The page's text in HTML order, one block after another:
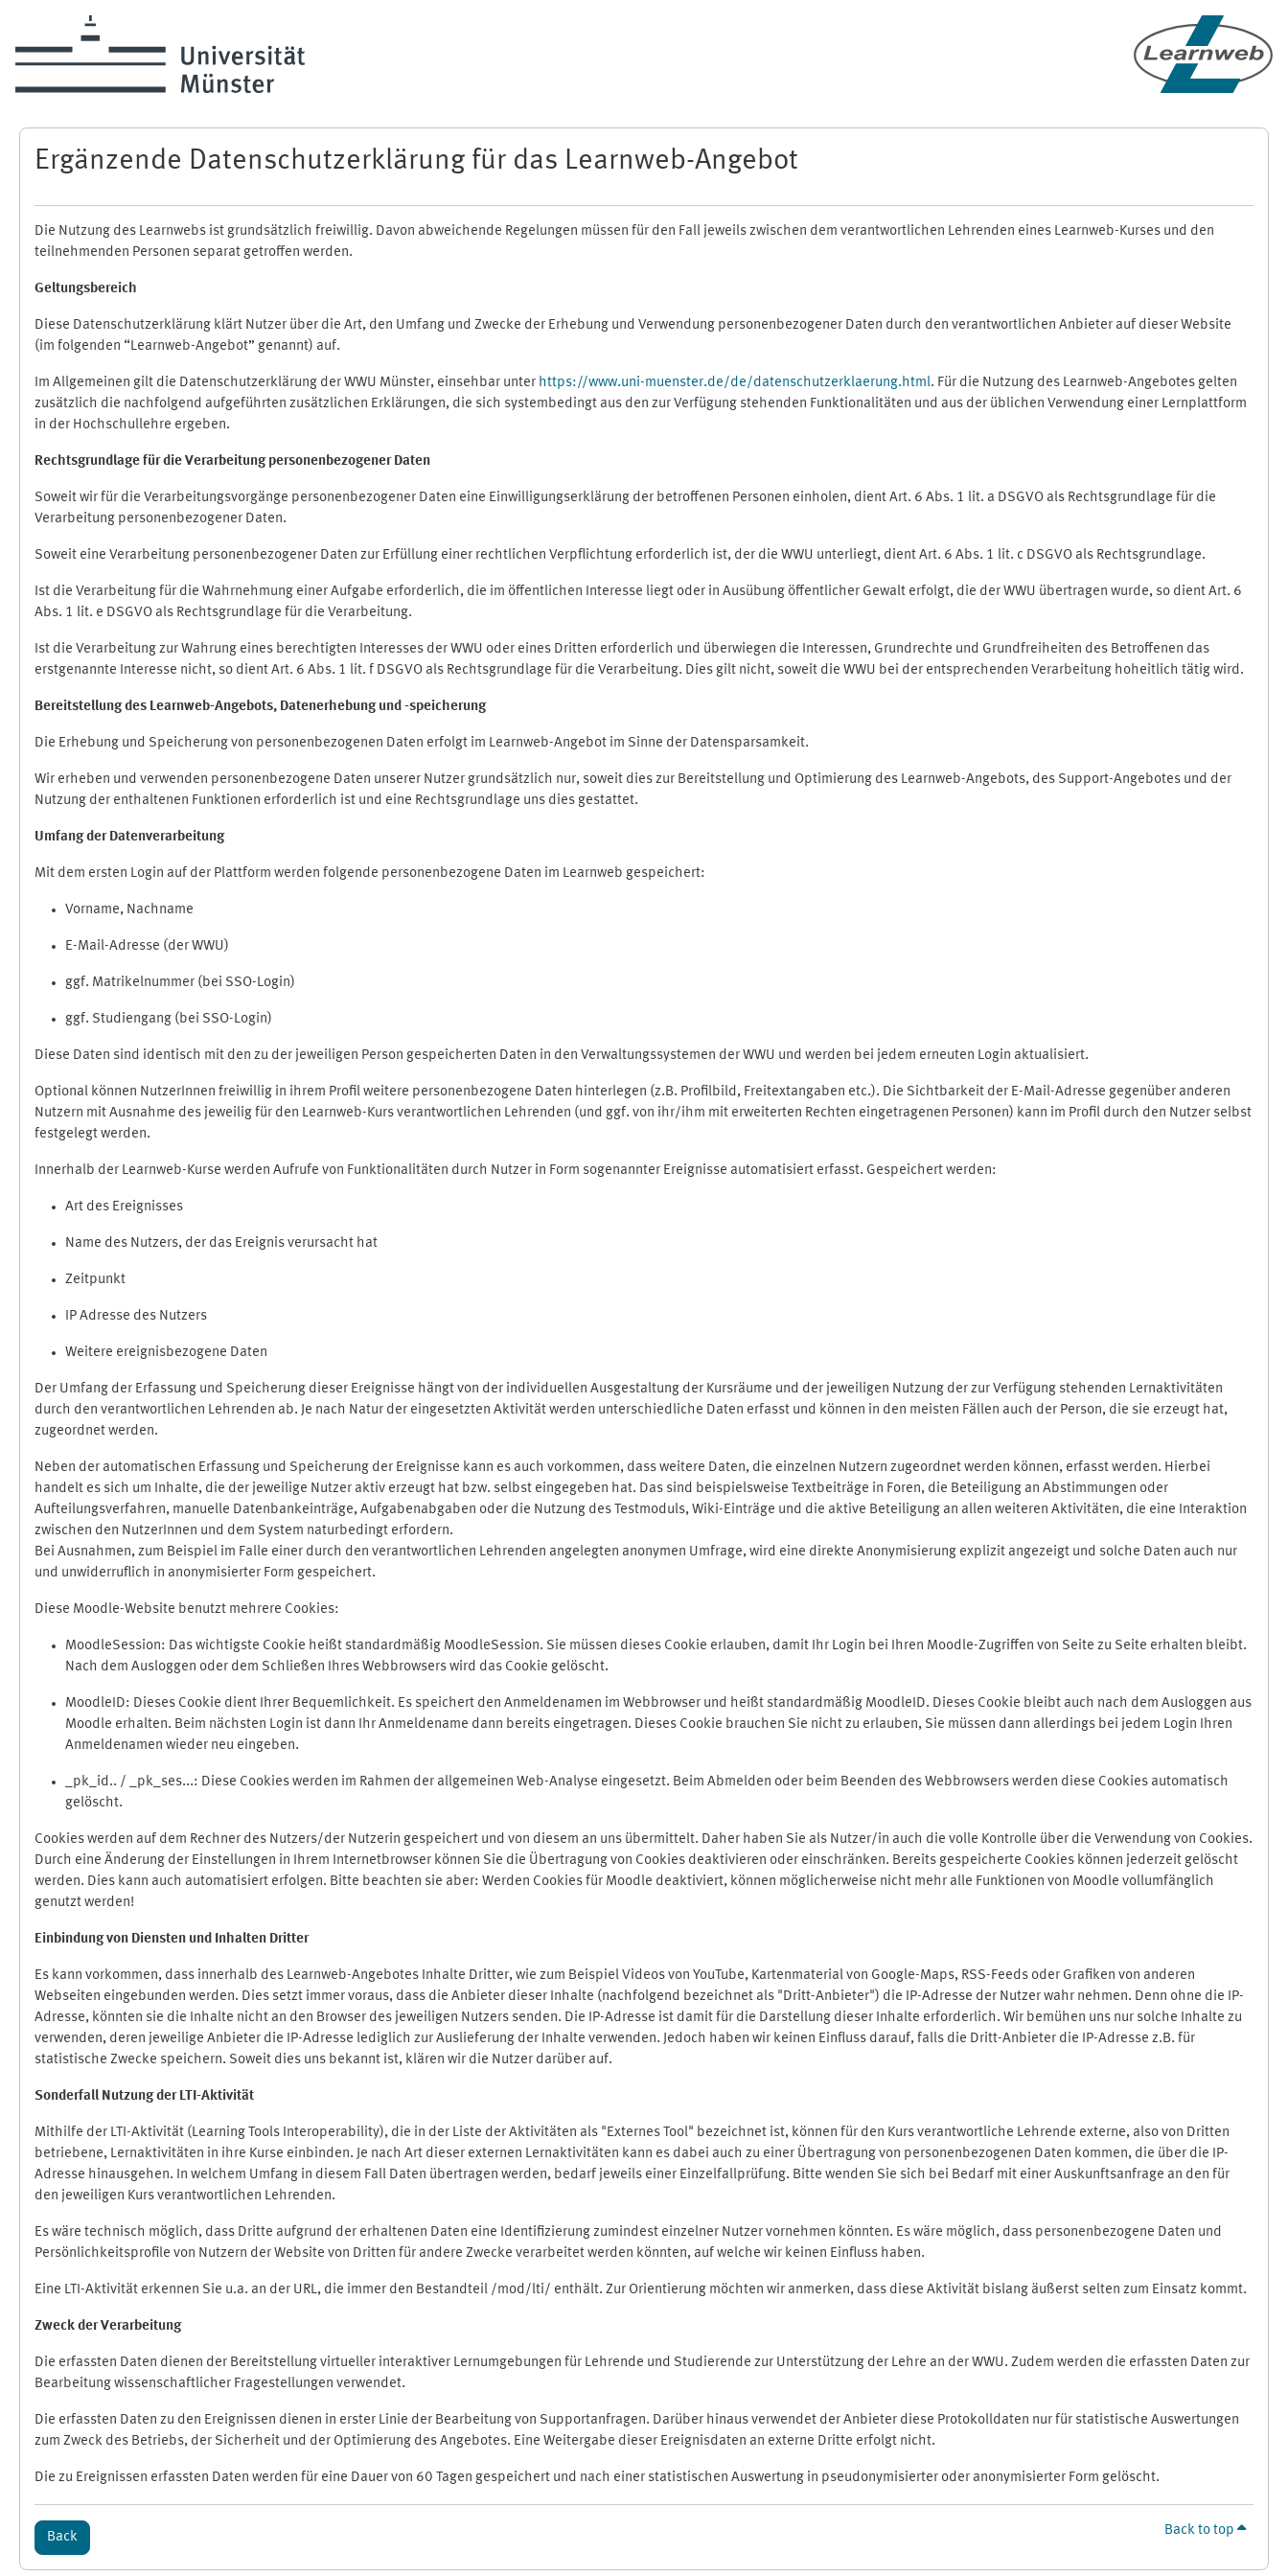
Ergänzende Datenschutzerklärung für das Learnweb-Angebot
Die Nutzung des Learnwebs ist grundsätzlich freiwillig. Davon abweichende Regelungen müssen für den Fall jeweils zwischen dem verantwortlichen Lehrenden eines Learnweb-Kurses und den
teilnehmenden Personen separat getroffen werden.
Geltungsbereich
Diese Datenschutzerklärung klärt Nutzer über die Art, den Umfang und Zwecke der Erhebung und Verwendung personenbezogener Daten durch den verantwortlichen Anbieter auf dieser Website
(im folgenden “Learnweb-Angebot” genannt) auf.
Im Allgemeinen gilt die Datenschutzerklärung der WWU Münster, einsehbar unter https://www.uni-muenster.de/de/datenschutzerklaerung.html. Für die Nutzung des Learnweb-Angebotes gelten
zusätzlich die nachfolgend aufgeführten zusätzlichen Erklärungen, die sich systembedingt aus den zur Verfügung stehenden Funktionalitäten und aus der üblichen Verwendung einer Lernplattform
in der Hochschullehre ergeben.
Rechtsgrundlage für die Verarbeitung personenbezogener Daten
Soweit wir für die Verarbeitungsvorgänge personenbezogener Daten eine Einwilligungserklärung der betroffenen Personen einholen, dient Art. 6 Abs. 1 lit. a DSGVO als Rechtsgrundlage für die
Verarbeitung personenbezogener Daten.
Soweit eine Verarbeitung personenbezogener Daten zur Erfüllung einer rechtlichen Verpflichtung erforderlich ist, der die WWU unterliegt, dient Art. 6 Abs. 1 lit. c DSGVO als Rechtsgrundlage.
Ist die Verarbeitung für die Wahrnehmung einer Aufgabe erforderlich, die im öffentlichen Interesse liegt oder in Ausübung öffentlicher Gewalt erfolgt, die der WWU übertragen wurde, so dient Art. 6
Abs. 1 lit. e DSGVO als Rechtsgrundlage für die Verarbeitung.
Ist die Verarbeitung zur Wahrung eines berechtigten Interesses der WWU oder eines Dritten erforderlich und überwiegen die Interessen, Grundrechte und Grundfreiheiten des Betroffenen das
erstgenannte Interesse nicht, so dient Art. 6 Abs. 1 lit. f DSGVO als Rechtsgrundlage für die Verarbeitung. Dies gilt nicht, soweit die WWU bei der entsprechenden Verarbeitung hoheitlich tätig wird.
Bereitstellung des Learnweb-Angebots, Datenerhebung und -speicherung
Die Erhebung und Speicherung von personenbezogenen Daten erfolgt im Learnweb-Angebot im Sinne der Datensparsamkeit.
Wir erheben und verwenden personenbezogene Daten unserer Nutzer grundsätzlich nur, soweit dies zur Bereitstellung und Optimierung des Learnweb-Angebots, des Support-Angebotes und der
Nutzung der enthaltenen Funktionen erforderlich ist und eine Rechtsgrundlage uns dies gestattet.
Umfang der Datenverarbeitung
Mit dem ersten Login auf der Plattform werden folgende personenbezogene Daten im Learnweb gespeichert:
Vorname, Nachname
E-Mail-Adresse (der WWU)
ggf. Matrikelnummer (bei SSO-Login)
ggf. Studiengang (bei SSO-Login)
Diese Daten sind identisch mit den zu der jeweiligen Person gespeicherten Daten in den Verwaltungssystemen der WWU und werden bei jedem erneuten Login aktualisiert.
Optional können NutzerInnen freiwillig in ihrem Profil weitere personenbezogene Daten hinterlegen (z.B. Profilbild, Freitextangaben etc.). Die Sichtbarkeit der E-Mail-Adresse gegenüber anderen
Nutzern mit Ausnahme des jeweilig für den Learnweb-Kurs verantwortlichen Lehrenden (und ggf. von ihr/ihm mit erweiterten Rechten eingetragenen Personen) kann im Profil durch den Nutzer selbst
festgelegt werden.
Innerhalb der Learnweb-Kurse werden Aufrufe von Funktionalitäten durch Nutzer in Form sogenannter Ereignisse automatisiert erfasst. Gespeichert werden:
Art des Ereignisses
Name des Nutzers, der das Ereignis verursacht hat
Zeitpunkt
IP Adresse des Nutzers
Weitere ereignisbezogene Daten
Der Umfang der Erfassung und Speicherung dieser Ereignisse hängt von der individuellen Ausgestaltung der Kursräume und der jeweiligen Nutzung der zur Verfügung stehenden Lernaktivitäten
durch den verantwortlichen Lehrenden ab. Je nach Natur der eingesetzten Aktivität werden unterschiedliche Daten erfasst und können in den meisten Fällen auch der Person, die sie erzeugt hat,
zugeordnet werden.
Neben der automatischen Erfassung und Speicherung der Ereignisse kann es auch vorkommen, dass weitere Daten, die einzelnen Nutzern zugeordnet werden können, erfasst werden. Hierbei
handelt es sich um Inhalte, die der jeweilige Nutzer aktiv erzeugt hat bzw. selbst eingegeben hat. Das sind beispielsweise Textbeiträge in Foren, die Beteiligung an Abstimmungen oder
Aufteilungsverfahren, manuelle Datenbankeinträge, Aufgabenabgaben oder die Nutzung des Testmoduls, Wiki-Einträge und die aktive Beteiligung an allen weiteren Aktivitäten, die eine Interaktion
zwischen den NutzerInnen und dem System naturbedingt erfordern.
Bei Ausnahmen, zum Beispiel im Falle einer durch den verantwortlichen Lehrenden angelegten anonymen Umfrage, wird eine direkte Anonymisierung explizit angezeigt und solche Daten auch nur
und unwiderruflich in anonymisierter Form gespeichert.
Diese Moodle-Website benutzt mehrere Cookies:
MoodleSession: Das wichtigste Cookie heißt standardmäßig MoodleSession. Sie müssen dieses Cookie erlauben, damit Ihr Login bei Ihren Moodle-Zugriffen von Seite zu Seite erhalten bleibt.
Nach dem Ausloggen oder dem Schließen Ihres Webbrowsers wird das Cookie gelöscht.
MoodleID: Dieses Cookie dient Ihrer Bequemlichkeit. Es speichert den Anmeldenamen im Webbrowser und heißt standardmäßig MoodleID. Dieses Cookie bleibt auch nach dem Ausloggen aus
Moodle erhalten. Beim nächsten Login ist dann Ihr Anmeldename dann bereits eingetragen. Dieses Cookie brauchen Sie nicht zu erlauben, Sie müssen dann allerdings bei jedem Login Ihren
Anmeldenamen wieder neu eingeben.
_pk_id.. / _pk_ses...: Diese Cookies werden im Rahmen der allgemeinen Web-Analyse eingesetzt. Beim Abmelden oder beim Beenden des Webbrowsers werden diese Cookies automatisch
gelöscht.
Cookies werden auf dem Rechner des Nutzers/der Nutzerin gespeichert und von diesem an uns übermittelt. Daher haben Sie als Nutzer/in auch die volle Kontrolle über die Verwendung von Cookies.
Durch eine Änderung der Einstellungen in Ihrem Internetbrowser können Sie die Übertragung von Cookies deaktivieren oder einschränken. Bereits gespeicherte Cookies können jederzeit gelöscht
werden. Dies kann auch automatisiert erfolgen. Bitte beachten sie aber: Werden Cookies für Moodle deaktiviert, können möglicherweise nicht mehr alle Funktionen von Moodle vollumfänglich
genutzt werden!
Einbindung von Diensten und Inhalten Dritter
Es kann vorkommen, dass innerhalb des Learnweb-Angebotes Inhalte Dritter, wie zum Beispiel Videos von YouTube, Kartenmaterial von Google-Maps, RSS-Feeds oder Grafiken von anderen
Webseiten eingebunden werden. Dies setzt immer voraus, dass die Anbieter dieser Inhalte (nachfolgend bezeichnet als "Dritt-Anbieter") die IP-Adresse der Nutzer wahr nehmen. Denn ohne die IP-
Adresse, könnten sie die Inhalte nicht an den Browser des jeweiligen Nutzers senden. Die IP-Adresse ist damit für die Darstellung dieser Inhalte erforderlich. Wir bemühen uns nur solche Inhalte zu
verwenden, deren jeweilige Anbieter die IP-Adresse lediglich zur Auslieferung der Inhalte verwenden. Jedoch haben wir keinen Einfluss darauf, falls die Dritt-Anbieter die IP-Adresse z.B. für
statistische Zwecke speichern. Soweit dies uns bekannt ist, klären wir die Nutzer darüber auf.
Sonderfall Nutzung der LTI-Aktivität
Mithilfe der LTI-Aktivität (Learning Tools Interoperability), die in der Liste der Aktivitäten als "Externes Tool" bezeichnet ist, können für den Kurs verantwortliche Lehrende externe, also von Dritten
betriebene, Lernaktivitäten in ihre Kurse einbinden. Je nach Art dieser externen Lernaktivitäten kann es dabei auch zu einer Übertragung von personenbezogenen Daten kommen, die über die IP-
Adresse hinausgehen. In welchem Umfang in diesem Fall Daten übertragen werden, bedarf jeweils einer Einzelfallprüfung. Bitte wenden Sie sich bei Bedarf mit einer Auskunftsanfrage an den für
den jeweiligen Kurs verantwortlichen Lehrenden.
Es wäre technisch möglich, dass Dritte aufgrund der erhaltenen Daten eine Identifizierung zumindest einzelner Nutzer vornehmen könnten. Es wäre möglich, dass personenbezogene Daten und
Persönlichkeitsprofile von Nutzern der Website von Dritten für andere Zwecke verarbeitet werden könnten, auf welche wir keinen Einfluss haben.
Eine LTI-Aktivität erkennen Sie u.a. an der URL, die immer den Bestandteil /mod/lti/ enthält. Zur Orientierung möchten wir anmerken, dass diese Aktivität bislang äußerst selten zum Einsatz kommt.
Zweck der Verarbeitung
Die erfassten Daten dienen der Bereitstellung virtueller interaktiver Lernumgebungen für Lehrende und Studierende zur Unterstützung der Lehre an der WWU. Zudem werden die erfassten Daten zur
Bearbeitung wissenschaftlicher Fragestellungen verwendet.
Die erfassten Daten zu den Ereignissen dienen in erster Linie der Bearbeitung von Supportanfragen. Darüber hinaus verwendet der Anbieter diese Protokolldaten nur für statistische Auswertungen
zum Zweck des Betriebs, der Sicherheit und der Optimierung des Angebotes. Eine Weitergabe dieser Ereignisdaten an externe Dritte erfolgt nicht.
Die zu Ereignissen erfassten Daten werden für eine Dauer von 60 Tagen gespeichert und nach einer statistischen Auswertung in pseudonymisierter oder anonymisierter Form gelöscht.
Back Back to top